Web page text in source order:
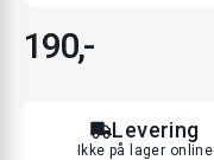
190,-
Levering
Ikke på lager online